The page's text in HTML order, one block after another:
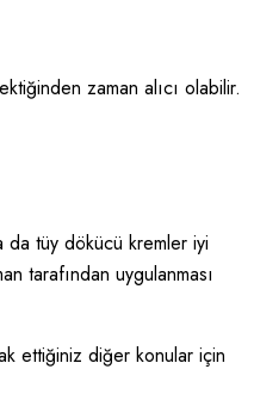
zaman alıcı olabilir.
da tüy dökücü kremler iyi
tarafından uygulanması
ettiğiniz diğer konular için